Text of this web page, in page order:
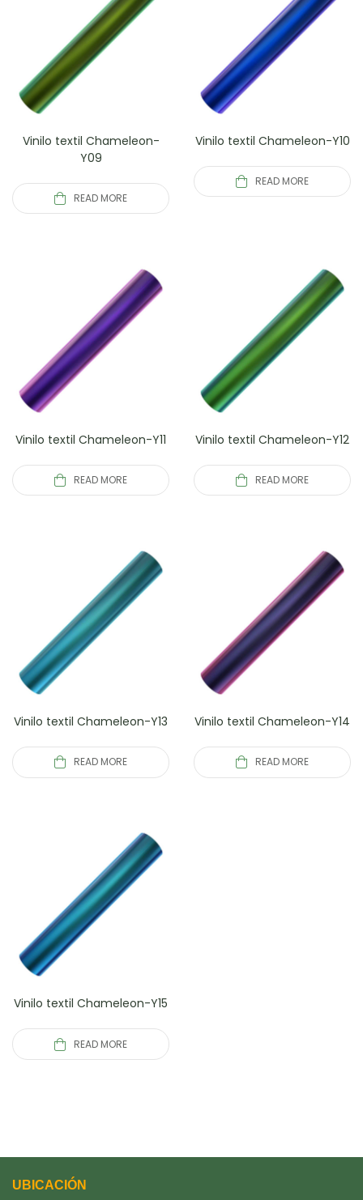
Vinilo textil Chameleon-
Y09
READ MORE
Vinilo textil Chameleon-Y10
READ MORE
Vinilo textil Chameleon-Y11
READ MORE
Vinilo textil Chameleon-Y12
READ MORE
Vinilo textil Chameleon-Y13
READ MORE
Vinilo textil Chameleon-Y14
READ MORE
Vinilo textil Chameleon-Y15
READ MORE
UBICACIÓN